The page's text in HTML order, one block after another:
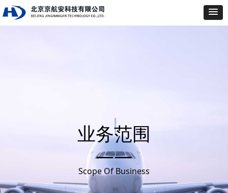
业务范围
——
Scope Of Business